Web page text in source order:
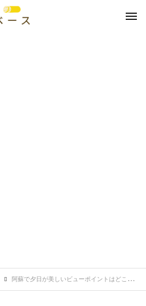
阿蘇で夕日が美しいビューポイントはどこ？夕焼けに染まる絶景スポット！